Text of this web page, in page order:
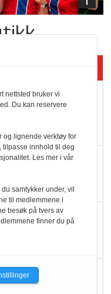
enn
og 98
i
nettsted bruker vi
Du kan reservere
og lignende verktøy for
tilpasse innhold til deg
Les mer i vår
samtykker under, vil
til medlemmene i
besøk på tvers av
finner du på